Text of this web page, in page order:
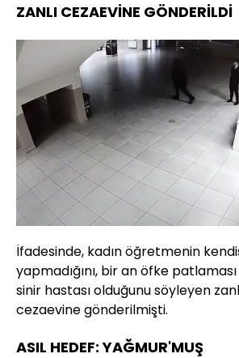
ZANLI CEZAEVİNE GÖNDERİLDİ
İfadesinde, kadın öğretmenin
yapmadığını, bir an öfke patlaması
sinir hastası olduğunu söyleyen
cezaevine gönderilmişti.
ASIL HEDEF: YAĞMUR'MUŞ